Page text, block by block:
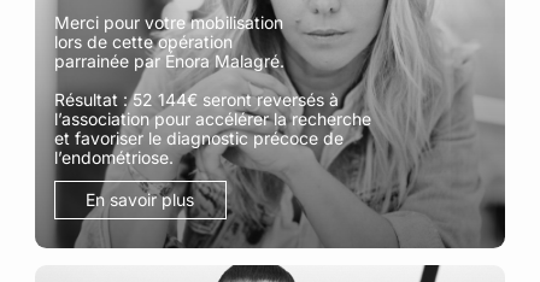
Merci pour votre mobilisation
lors de cette opération
parrainée par Énora Malagré.​
Résultat : 52 144€ seront reversés à
l’association pour accélérer la recherche
et favoriser le diagnostic précoce de
l’endométriose.​​
En savoir plus